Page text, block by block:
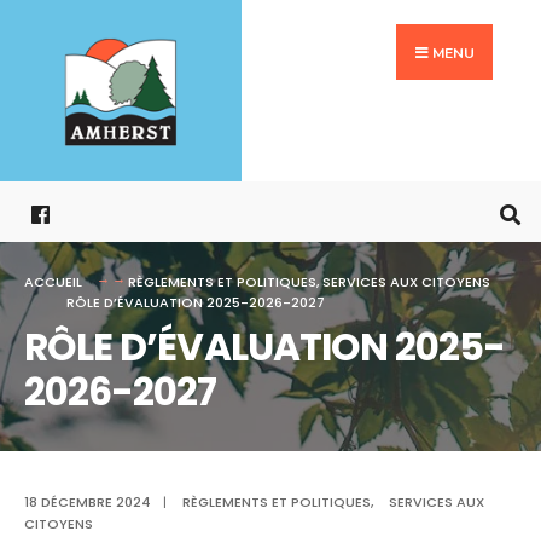
contenu
MENU
ACCUEIL RÈGLEMENTS ET POLITIQUES,SERVICES AUX CITOYENS
RÔLE D’ÉVALUATION 2025-2026-2027
RÔLE D’ÉVALUATION 2025-
2026-2027
18 DÉCEMBRE 2024 | RÈGLEMENTS ET POLITIQUES,
SERVICES AUX
CITOYENS
for: